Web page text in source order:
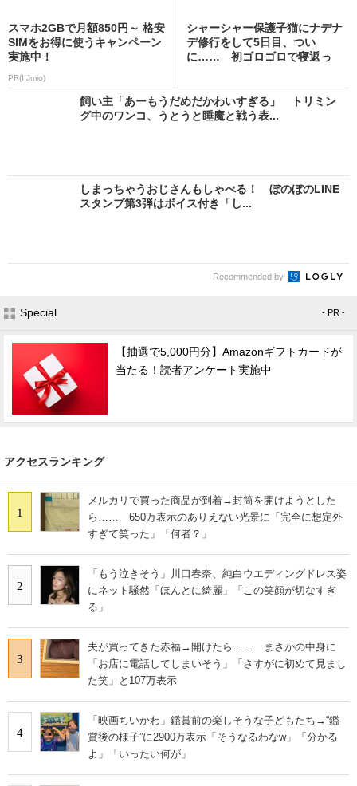
スマホ2GBで月額850円～ 格安
SIMをお得に使うキャンペーン
実施中！
PR(IIJmio)
シャーシャー保護子猫にナデナ
デ修行をして5日目、つい
に…… 初ゴロゴロで寝返っ
飼い主「あーもうだめだかわいすぎる」 トリミン
グ中のワンコ、うとうと睡魔と戦う表...
しまっちゃうおじさんもしゃべる！ ぼのぼのLINE
スタンプ第3弾はボイス付き「し...
Recommended by
Special - PR -
【抽選で5,000円分】Amazonギフトカードが
当たる！読者アンケート実施中
アクセスランキング
1
メルカリで買った商品が到着→封筒を開けようとした
ら…… 650万表示のありえない光景に「完全に想定外
すぎて笑った」「何者？」
2
「もう泣きそう」川口春奈、純白ウエディングドレス姿
にネット騒然「ほんとに綺麗」「この笑顔が切なすぎ
る」
3
夫が買ってきた赤福→開けたら…… まさかの中身に
「お店に電話してしまいそう」「さすがに初めて見まし
た笑」と107万表示
4
「映画ちいかわ」鑑賞前の楽しそうな子どもたち→“鑑
賞後の様子”に2900万表示「そうなるわなw」「分かる
よ」「いったい何が」